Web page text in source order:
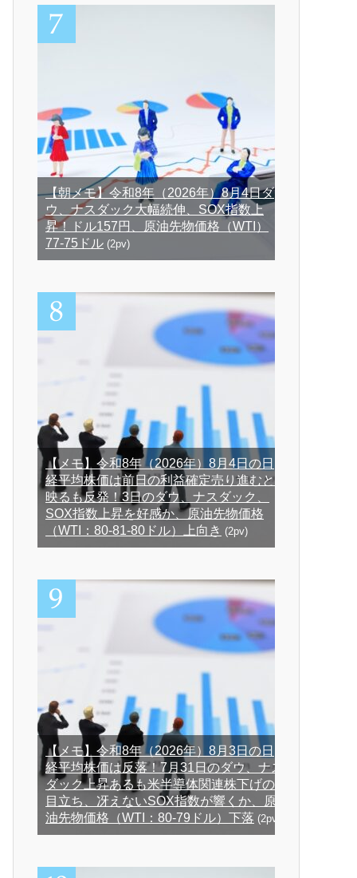
【朝メモ】令和8年（2026年）8月4日ダ
ウ、ナスダック大幅続伸、SOX指数上
昇！ドル157円、原油先物価格（WTI）
77-75ドル (2pv)
【メモ】令和8年（2026年）8月4日の日
経平均株価は前日の利益確定売り進むと
映るも反発！3日のダウ、ナスダック、
SOX指数上昇を好感か、原油先物価格
（WTI：80-81-80ドル）上向き (2pv)
【メモ】令和8年（2026年）8月3日の日
経平均株価は反落！7月31日のダウ、ナス
ダック上昇あるも米半導体関連株下げの
目立ち、冴えないSOX指数が響くか、原
油先物価格（WTI：80-79ドル）下落 (2pv)